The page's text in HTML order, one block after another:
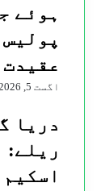
ہوئے
اگست 5, 2026
دریا
ریلے: